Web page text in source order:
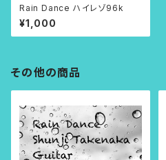
Rain Dance ハイレゾ96k
¥1,000
その他の商品